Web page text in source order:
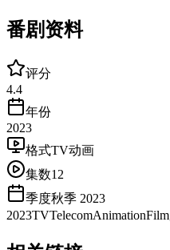
番剧资料
评分
4.4
年份
2023
格式TV动画
集数12
季度秋季 2023
2023TVTelecomAnimationFilm